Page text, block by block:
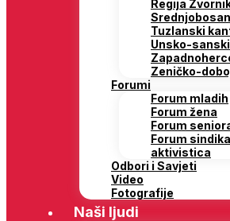
Regija
Tuzlanski
Unsko-
Zeničko-
Forumi
Forum mladih
Forum žena
Forum
Forum
aktivistica
Odbori i Savjeti
Video
Fotografije
Naši ljudi